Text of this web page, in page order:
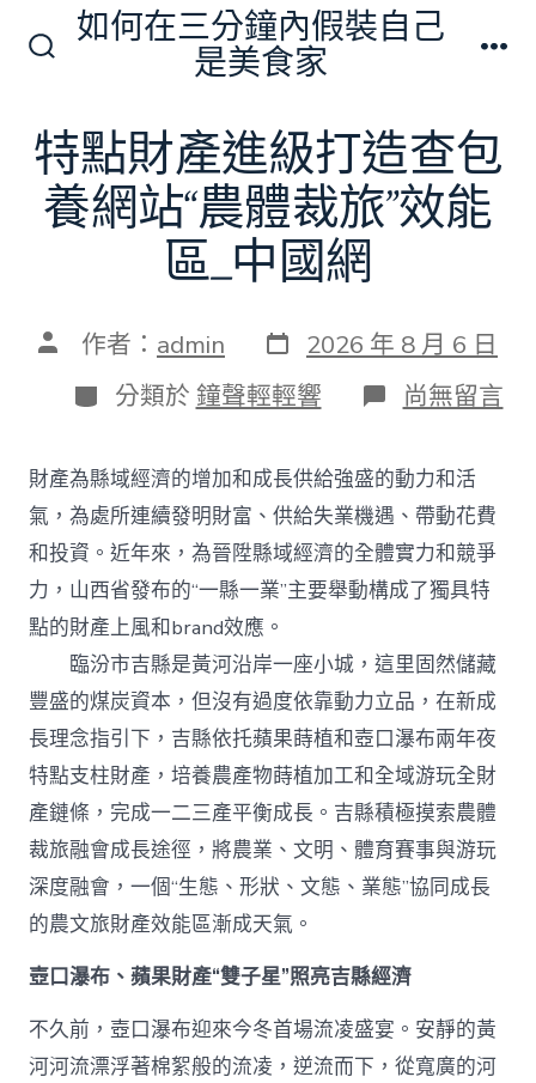
切
換
開
關
如何在三分鐘內假裝自己
是美食家
特點財產進級打造查包
養網站“農體裁旅”效能
區_中國網
文 作者： admin 發
表
日
期
2026 年 8 月 6 日
分
類
分類於 鐘聲輕輕響 在
〈特
財
產
進
級
打
造
查
養
網
站
“農
體
裁
旅”
效
能
區
_
網〉
中
尚無留言
財產為縣域經濟的增加和成長供給強盛的動力和活
氣，為處所連續發明財富、供給失業機遇、帶動花費
和投資。近年來，為晉陞縣域經濟的全體實力和競爭
力，山西省發布的“一縣一業”主要舉動構成了獨具特
點的財產上風和brand效應。
臨汾市吉縣是黃河沿岸一座小城，這里固然儲藏
豐盛的煤炭資本，但沒有過度依靠動力立品，在新成
長理念指引下，吉縣依托蘋果蒔植和壺口瀑布兩年夜
特點支柱財產，培養農產物蒔植加工和全域游玩全財
產鏈條，完成一二三產平衡成長。吉縣積極摸索農體
裁旅融會成長途徑，將農業、文明、體育賽事與游玩
深度融會，一個“生態、形狀、文態、業態”協同成長
的農文旅財產效能區漸成天氣。
壺口瀑布、蘋果財產“雙子星”照亮吉縣經濟
不久前，壺口瀑布迎來今冬首場流凌盛宴。安靜的黃
河河流漂浮著棉絮般的流凌，逆流而下，從寬廣的河